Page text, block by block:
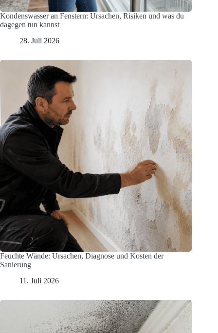
Kondenswasser an Fenstern: Ursachen, Risiken und was du
dagegen tun kannst
28. Juli 2026
Feuchte Wände: Ursachen, Diagnose und Kosten der
Sanierung
11. Juli 2026